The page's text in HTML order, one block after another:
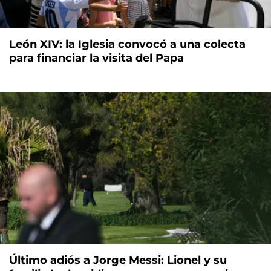
León XIV: la Iglesia convocó a una colecta
para financiar la visita del Papa
Último adiós a Jorge Messi: Lionel y su